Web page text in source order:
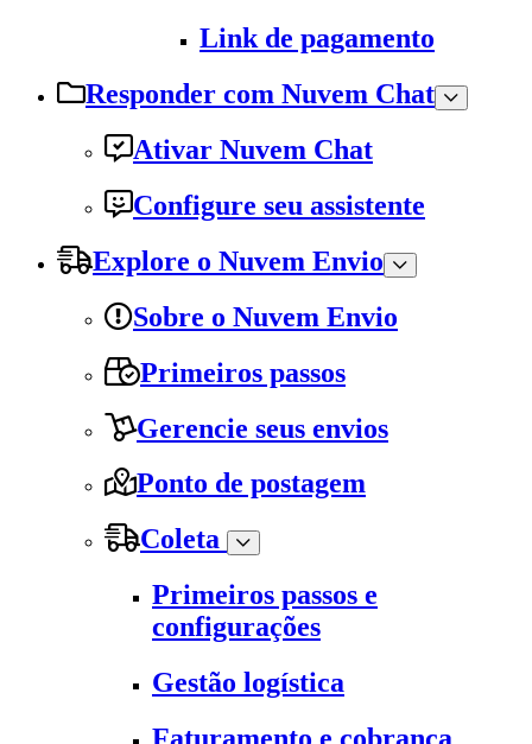
Link de pagamento
Responder com Nuvem Chat
Ativar Nuvem Chat
Configure seu assistente
Explore o Nuvem Envio
Sobre o Nuvem Envio
Primeiros passos
Gerencie seus envios
Ponto de postagem
Coleta
Primeiros passos e
configurações
Gestão logística